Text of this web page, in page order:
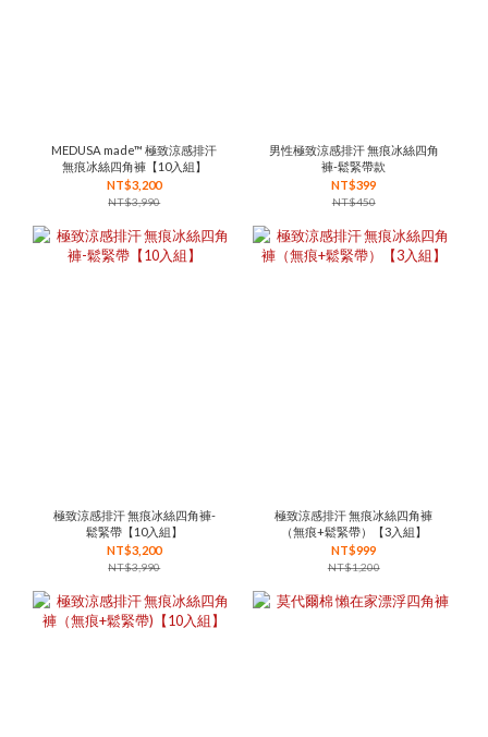
MEDUSA made™ 極致涼感排汗
無痕冰絲四角褲【10入組】
NT$3,200
NT$3,990
男性極致涼感排汗 無痕冰絲四角
褲-鬆緊帶款
NT$399
NT$450
極致涼感排汗 無痕冰絲四角褲-
鬆緊帶【10入組】
NT$3,200
NT$3,990
極致涼感排汗 無痕冰絲四角褲
（無痕+鬆緊帶）【3入組】
NT$999
NT$1,200